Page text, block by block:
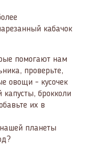
кабачок
помогают нам
проверьте,
овощи - кусочек
капусты, брокколи
их в
планеты